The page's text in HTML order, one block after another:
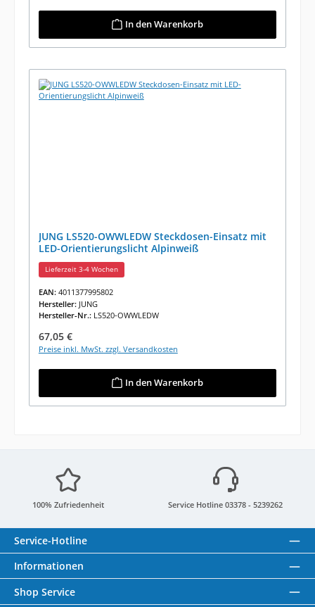
In den Warenkorb
JUNG LS520-OWWLEDW Steckdosen-Einsatz mit
LED-Orientierungslicht Alpinweiß
Lieferzeit 3-4 Wochen
EAN: 4011377995802
Hersteller: JUNG
Hersteller-Nr.: LS520-OWWLEDW
Regulärer Preis:
67,05 €
Preise inkl. MwSt. zzgl. Versandkosten
In den Warenkorb
100% Zufriedenheit Service Hotline 03378 - 5239262
Service-Hotline
Informationen
Shop Service